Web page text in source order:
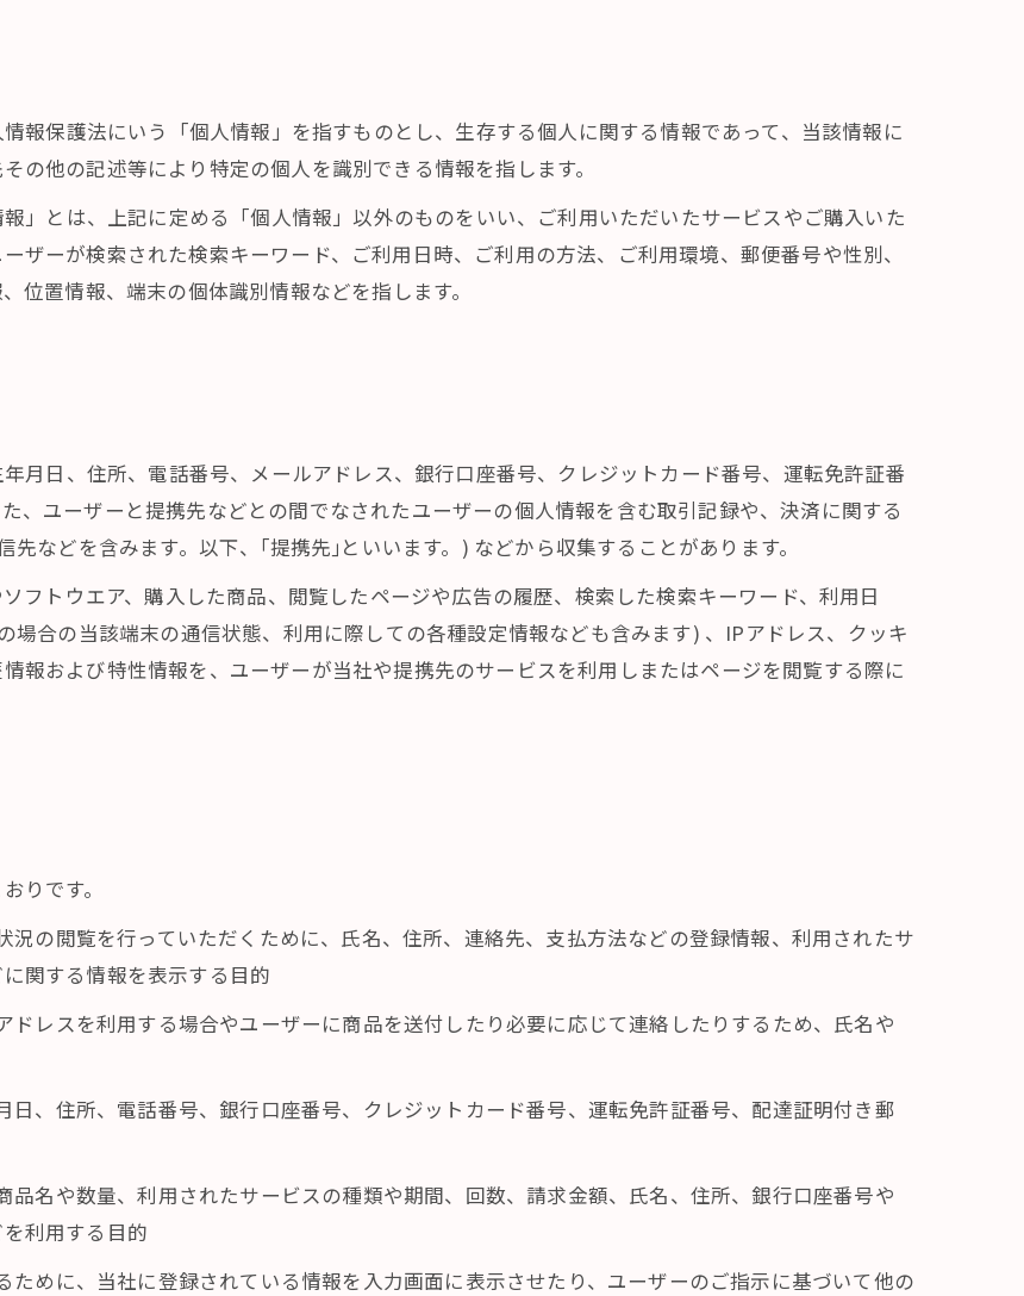
報保護法にいう「個人情報」を指すものとし、生存する個人に関する情報であって、当該情報に
の他の記述等により特定の個人を識別できる情報を指します。
」とは、上記に定める「個人情報」以外のものをいい、ご利用いただいたサービスやご購入いた
ザーが検索された検索キーワード、ご利用日時、ご利用の方法、ご利用環境、郵便番号や性別、
置情報、端末の個体識別情報などを指します。
月日、住所、電話番号、メールアドレス、銀行口座番号、クレジットカード番号、運転免許証番
、ユーザーと提携先などとの間でなされたユーザーの個人情報を含む取引記録や、決済に関する
などを含みます。以下、｢提携先｣といいます。) などから収集することがあります。
フトウエア、購入した商品、閲覧したページや広告の履歴、検索した検索キーワード、利用日
場合の当該端末の通信状態、利用に際しての各種設定情報なども含みます) 、IPアドレス、クッキ
報および特性情報を、ユーザーが当社や提携先のサービスを利用しまたはページを閲覧する際に
りです。
の閲覧を行っていただくために、氏名、住所、連絡先、支払方法などの登録情報、利用されたサ
関する情報を表示する目的
レスを利用する場合やユーザーに商品を送付したり必要に応じて連絡したりするため、氏名や
、住所、電話番号、銀行口座番号、クレジットカード番号、運転免許証番号、配達証明付き郵
名や数量、利用されたサービスの種類や期間、回数、請求金額、氏名、住所、銀行口座番号や
利用する目的
めに、当社に登録されている情報を入力画面に表示させたり、ユーザーのご指示に基づいて他の